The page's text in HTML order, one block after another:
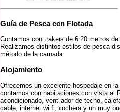
Guía de Pesca con Flotada
Contamos con trakers de 6.20 metros
Realizamos distintos estilos de pesca
método de la carnada.
Alojamiento
Ofrecemos un excelente hospedaje en la
contamos con habitaciones con vista al
acondicionado, ventilador de techo,
cable, internet wi fi, cochera y un muy